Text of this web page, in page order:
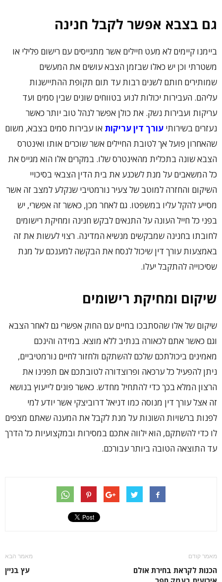
גם בצבא אפשר לקבל חנינה
ביימנו קיימים לא מעט חיילים אשר מתגייסים עם רישום פלילי או
משטרתי וכן יש כאלו שבזמן הצבא עושים את המעשים
שמותירים חותם לשנים רבות עד תום תקופת ההתיישנות
עליהם. העבירות יכולות לנוע בטווחים שונים שבין סמים ועד
עריקות ועבירות נשק. את כולן אפשר לנהל טוב יותר כאשר
נעזרים בשירותי עורך דין עריקות או עבירות סמים בצבא, משום
שהאחרון פועל אך לטובת החיילים אשר שוכרים אותו ואינטרס
הצבא שונה בתכלית מהאינטרס שלו. במקרים אלו הוא מגייס את
כל המשאבים על מנת לשכנע את בית הדין הצבאי בסיכויי
השיקום והחזרה למוטב של צעיר נורמטיבי שנקלע למצב זה אשר
מסייע להקל עליו במשפטו. גם לאחר מכן, כאשר זה אפשרי, יש
בפני כל חייל העונה על התנאים לבקש חנינה ומחיקת רישומים
לחובתו בחנינה שמבקשים מנשיא המדינה. רצוי לעשות את זה
באמצעות עורך דין שיכול לנסח את הבקשה למענכם על מנת
שסיכוייה להתקבל יעלו.
שיקום ומחיקת רישומים
שיקום של אלו שהסתבכו בחיים עם החוק אפשרי גם לאחר הצבא
וגם כאשר אתם לכאורה בנתיב ללא מוצא. במידה והינכם
מאמינים ביכולתכם שלכם להשתקם ולחזור לחיים נורמטיביים,
ניתן להפעיל כל ערכאה ופרוצדורה לטובתכם אם תפגינו את
הרצון המלא בכך כדי להתחיל מחדש. כאשר פונים לייעוץ בנושא
זה אצל עורך דין מנוסה כמו דניאל דרוביצקי אשר יודע למי
לפנות ברשויות השונות על מנת לקבל את המענה שאתם מצפים
לו כדי להשתקם, הוא ילווה אתכם במסירות ובמקצועיות כל הדרך
עד התוצאה הטובה ביותר עבורכם.
מאמר קודם
הכנות לקראת בחירת אולם
מאמר הבא
עץ בניין